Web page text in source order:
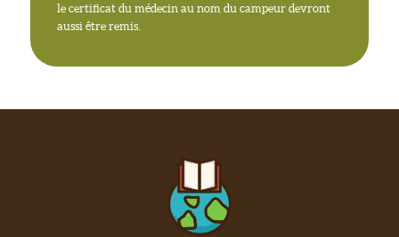
le certificat du médecin au nom du campeur devront
aussi être remis.